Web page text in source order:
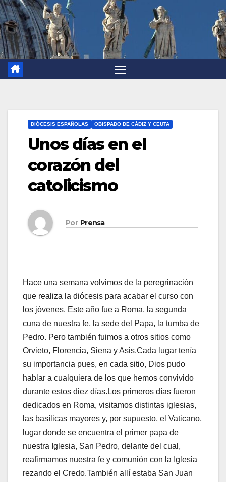
DIÓCESIS ESPAÑOLAS OBISPADO DE CÁDIZ Y CEUTA
Unos días en el
corazón del
catolicismo
Por Prensa
Hace una semana volvimos de la peregrinación
que realiza la diócesis para acabar el curso con
los jóvenes. Este año fue a Roma, la segunda
cuna de nuestra fe, la sede del Papa, la tumba de
Pedro. Pero también fuimos a otros sitios como
Orvieto, Florencia, Siena y Asis.Cada lugar tenía
su importancia pues, en cada sitio, Dios pudo
hablar a cualquiera de los que hemos convivido
durante estos diez días.Los primeros días fueron
dedicados en Roma, visitamos distintas iglesias,
las basílicas mayores y, por supuesto, el Vaticano,
lugar donde se encuentra el primer papa de
nuestra Iglesia, San Pedro, delante del cual,
reafirmamos nuestra fe y comunión con la Iglesia
rezando el Credo.También allí estaba San Juan